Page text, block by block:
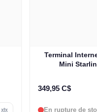
Terminal
Mini
349,95 C$
En rupture de